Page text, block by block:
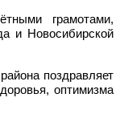
грамотами,
и Новосибирской
поздравляет
оптимизма